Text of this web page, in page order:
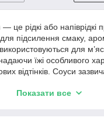
це рідкі або напіврідкі
підсилення смаку,
для
надаючи їжі особливого
відтінків. Соуси
закусок.Показати все